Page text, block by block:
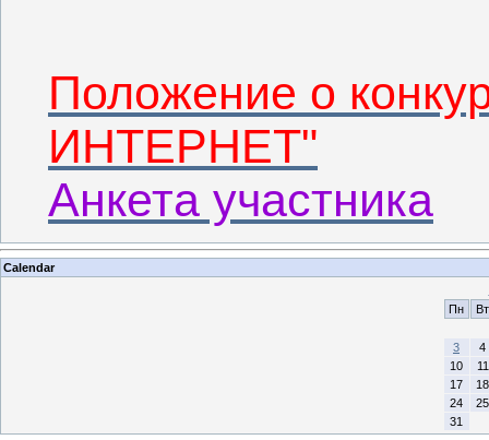
Положение о
ИНТЕРНЕТ"
Анкета участника
Calendar
Пн
Вт
3
4
10
11
17
18
24
25
31